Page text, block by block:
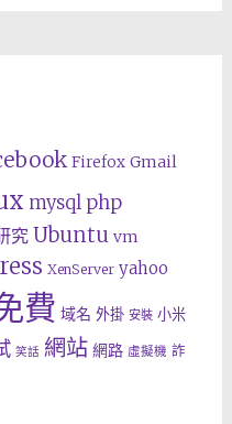
Firefox Gmail
mysql php
究 Ubuntu vm
XenServer yahoo
費 域名 外掛 安裝 小米
笑話 網站 網路 虛擬機 詐